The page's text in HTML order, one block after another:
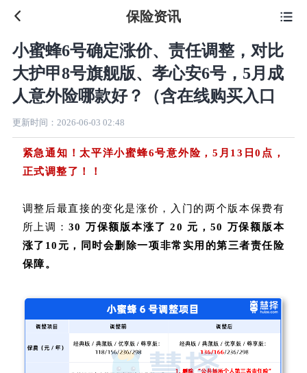
 保险资讯
小蜜蜂6号确定涨价、责任调整，对比
大护甲8号旗舰版、孝心安6号，5月成
人意外险哪款好？（含在线购买入口
更新时间： 2026-06-03 02:48
紧急通知！ 太平洋小蜜蜂6号意外险，5月13日0点，
正式调整了！！
调整后最直接的变化是涨价，入门的两个版本保费有
所上调： 30 万保额版本涨了 20 元，50 万保额版本
涨了10元，同时会删除一项非常实用的第三者责任险
保障。